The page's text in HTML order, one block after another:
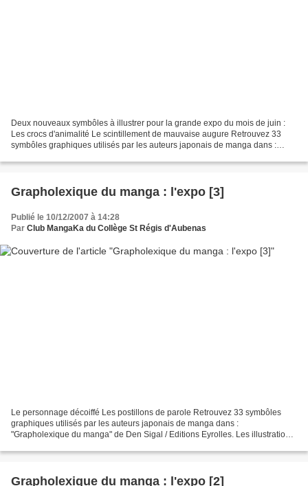
Deux nouveaux symbôles à illustrer pour la grande expo du mois de juin :
Les crocs d'animalité Le scintillement de mauvaise augure Retrouvez 33
symbôles graphiques utilisés par les auteurs japonais de manga dans :
Grapholexique du manga : l'expo [3]
Publié le 10/12/2007 à 14:28
Par Club MangaKa du Collège St Régis d'Aubenas
Le personnage décoiffé Les postillons de parole Retrouvez 33 symbôles
graphiques utilisés par les auteurs japonais de manga dans :
"Grapholexique du manga" de Den Sigal / Editions Eyrolles. Les illustrations
Grapholexique du manga : l'expo [2]